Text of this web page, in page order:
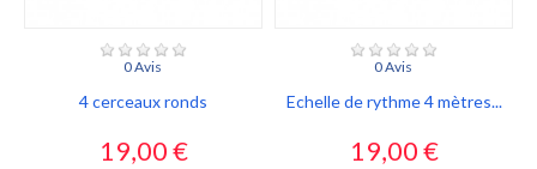
0 Avis
4 cerceaux ronds
Prix
19,00 €
0 Avis
Echelle de rythme 4 mètres...
Prix
19,00 €